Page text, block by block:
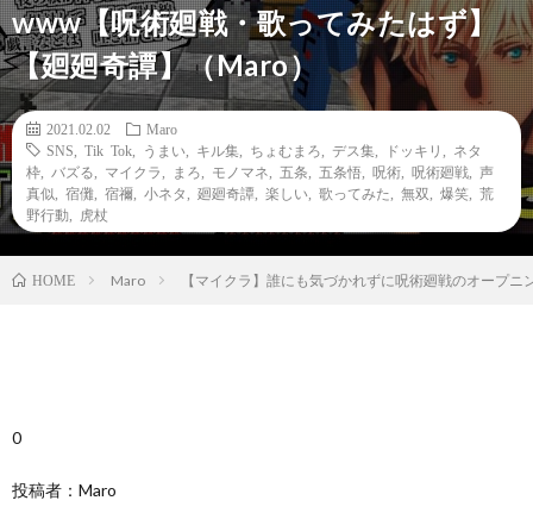
www【呪術廻戦・歌ってみたはず】
【廻廻奇譚】（Maro）
2021.02.02
Maro
SNS
Tik Tok うまい キル集 ちょむまろ デス集 ドッキリ
ネタ
枠
バズる マイクラ まろ モノマネ 五条 五条悟 呪術 呪術廻戦
声
真似
宿儺 宿禰 小ネタ 廻廻奇譚 楽しい 歌ってみた 無双 爆笑
荒
野行動
虎杖
HOME Maro 【マイクラ】誰にも気づかれずに呪術廻戦のオープ
0
投稿者：Maro